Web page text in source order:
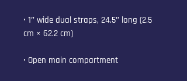
• 1″ wide dual straps, 24.5″ long (2.5
cm × 62.2 cm)
• Open main compartment